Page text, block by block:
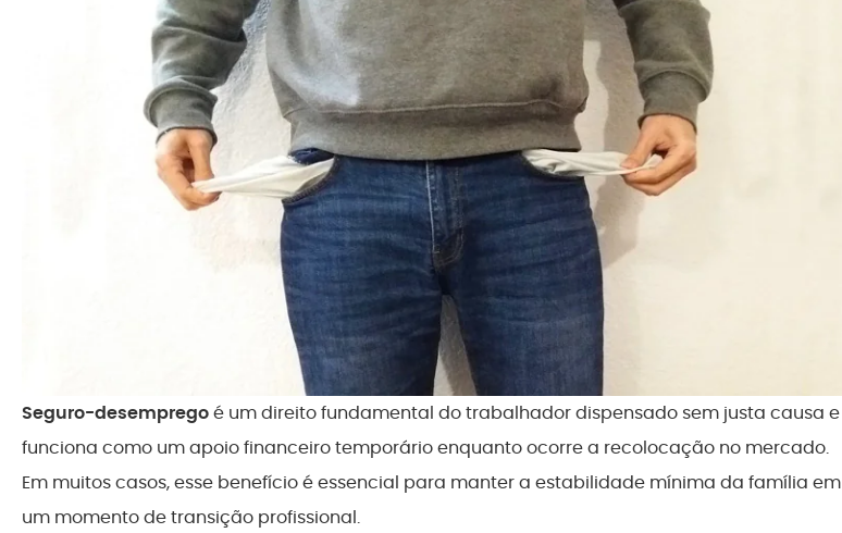
Seguro-desempregoé um direito fundamental do trabalhador dispensado sem justa causa e
funciona como um apoio financeiro temporário enquanto ocorre a recolocação no mercado.
Em muitos casos, esse benefício é essencial para manter a estabilidade mínima da família em
um momento de transição profissional.